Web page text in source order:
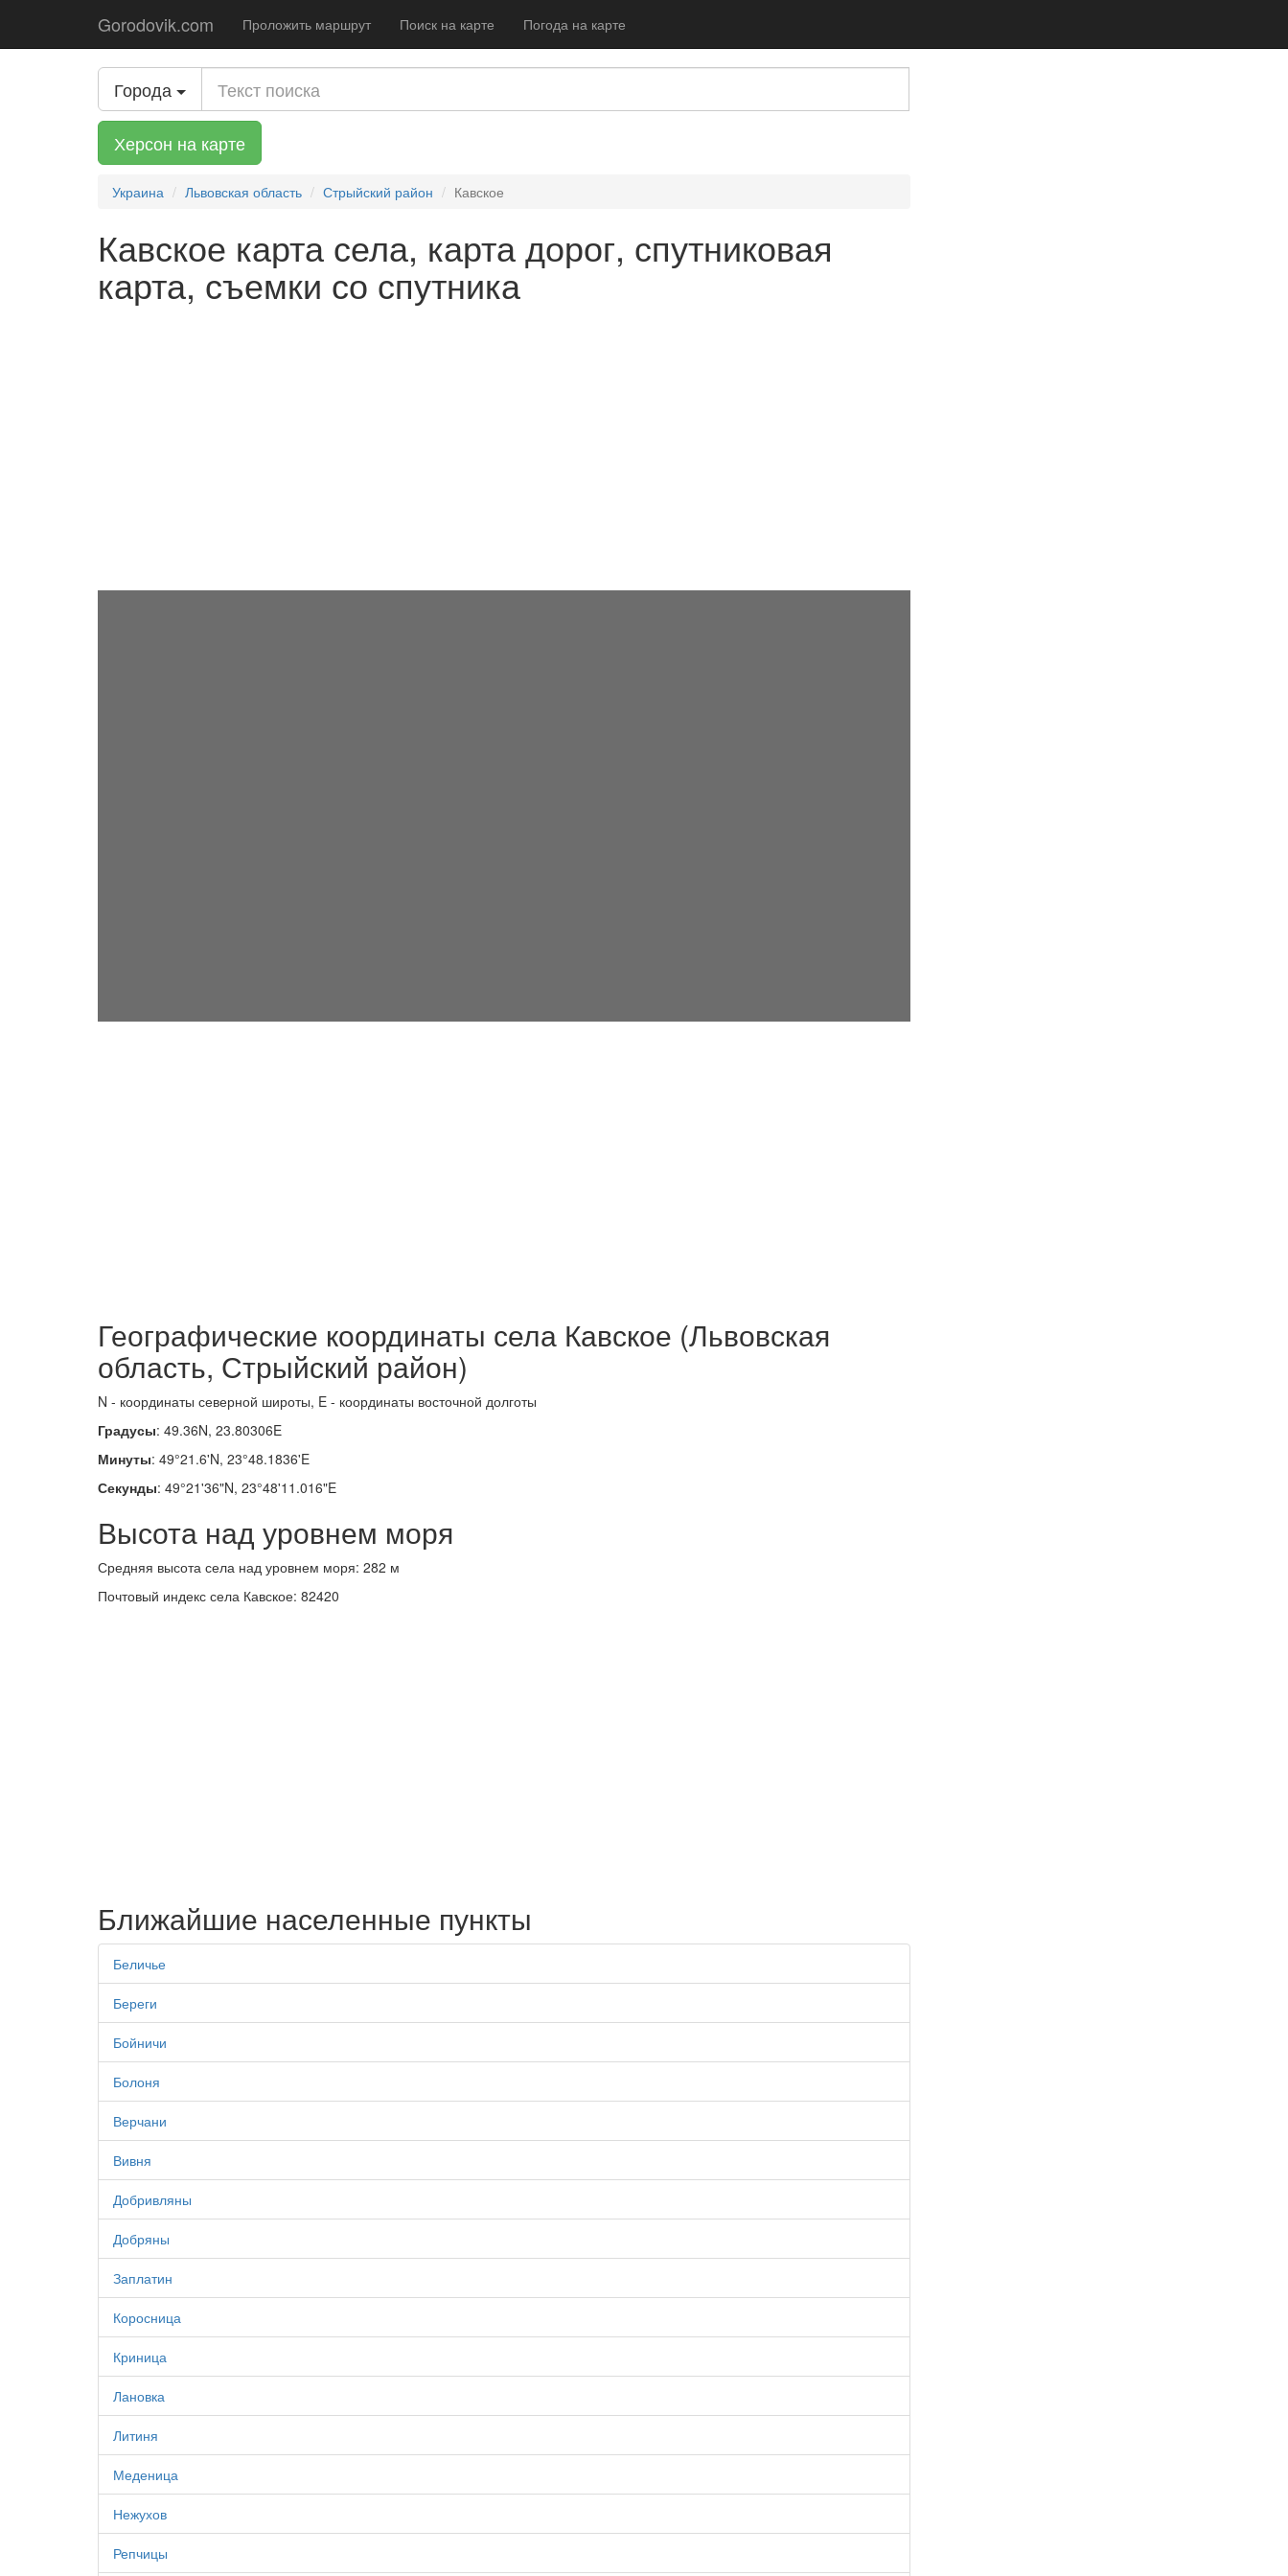
Gorodovik.com Проложить маршрут Поиск на карте Погода на карте
Города
Херсон на карте
Украина Львовская область Стрыйский район Кавское
Кавское карта села, карта дорог, спутниковая
карта, съемки со спутника
Географические координаты села Кавское (Львовская
область, Стрыйский район)
N - координаты северной широты, E - координаты восточной долготы
Градусы: 49.36N, 23.80306E
Минуты: 49°21.6'N, 23°48.1836'E
Секунды: 49°21'36"N, 23°48'11.016"E
Высота над уровнем моря
Средняя высота села над уровнем моря: 282 м
Почтовый индекс села Кавское: 82420
Ближайшие населенные пункты
Беличье
Береги
Бойничи
Болоня
Верчани
Вивня
Добривляны
Добряны
Заплатин
Коросница
Криница
Лановка
Литиня
Меденица
Нежухов
Репчицы